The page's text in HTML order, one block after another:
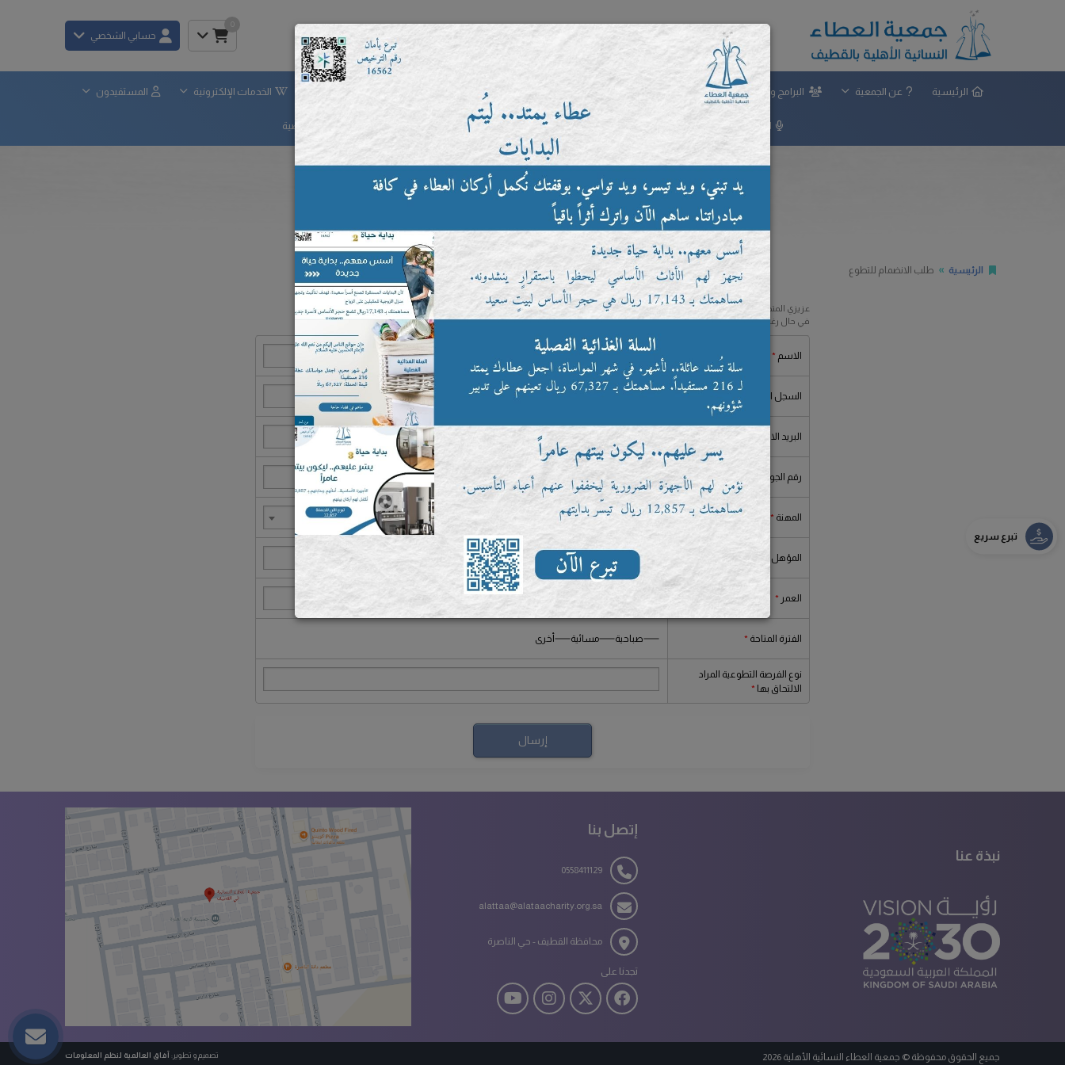
حسابي الشخصي
الرئيسية عن الجمعية البرامج والمشاريع خدمات الزوار الخدمات الإلكترونية المستفيدون
المركز الإعلامي مؤسسة الاستهلاك الذكي سياسة الخصوصية
طلب الانضمام للتطوع
الرئيسية طلب الانضمام للتطوع
عزيزي المتطوع
في حال رغبتكم بالانضمام للتطوع الرجاء تعبئة النموذج التالي وسوف يتم التواصل معكم في اقرب فرصة
الاسم
السجل المدني
البريد الالكتروني
رقم الجوال
المهنة طالب
المؤهل الدراسي
العمر
الفترة المتاحة صباحية مسائية أخرى
نوع الفرصة التطوعية المراد
الالتحاق بها
نبذة عنا
إتصل بنا
0558411129
alattaa@alataacharity.org.sa
محافظة القطيف - حي الناصرة
تجدنا على
جميع الحقوق محفوظة © جمعية العطاء النسائية الأهلية 2026 تصميم و تطوير: آفاق العالمية لنظم المعلومات
تبرع سريع
×